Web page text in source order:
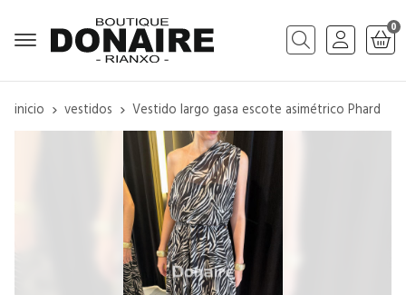
Buscar
0
inicio vestidos Vestido largo gasa escote asimétrico Phard